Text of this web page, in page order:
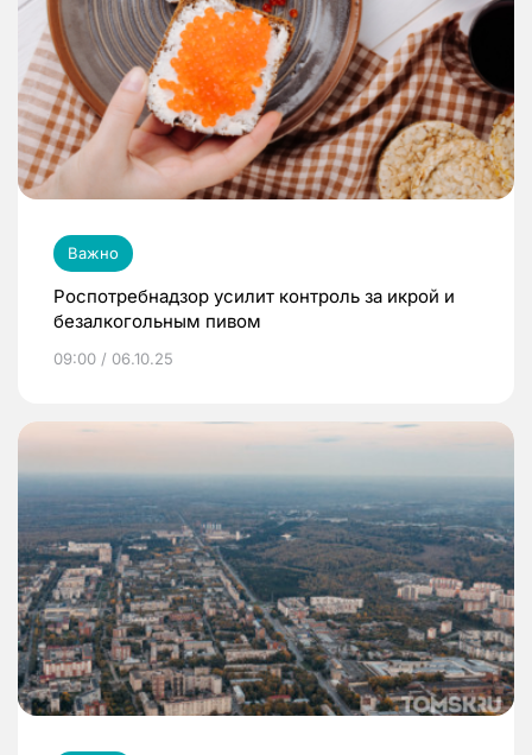
Важно
Роспотребнадзор усилит контроль за икрой и
безалкогольным пивом
09:00 / 06.10.25